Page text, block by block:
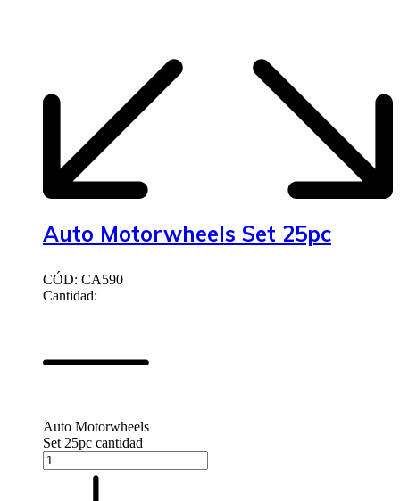
Auto Motorwheels Set 25pc
CÓD: CA590
Cantidad:
Auto Motorwheels
Set 25pc cantidad